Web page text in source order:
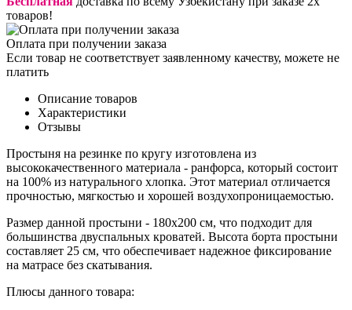
товаров!
Оплата при получении заказа
Если товар не соответствует заявленному качеству, можете не
платить
Описание товаров
Характеристики
Отзывы
Простыня на резинке по кругу изготовлена из
высококачественного материала - ранфорса, который состоит
на 100% из натурального хлопка. Этот материал отличается
прочностью, мягкостью и хорошей воздухопроницаемостью.
Размер данной простыни - 180х200 см, что подходит для
большинства двуспальных кроватей. Высота борта простыни
составляет 25 см, что обеспечивает надежное фиксирование
на матрасе без скатывания.
Плюсы данного товара: